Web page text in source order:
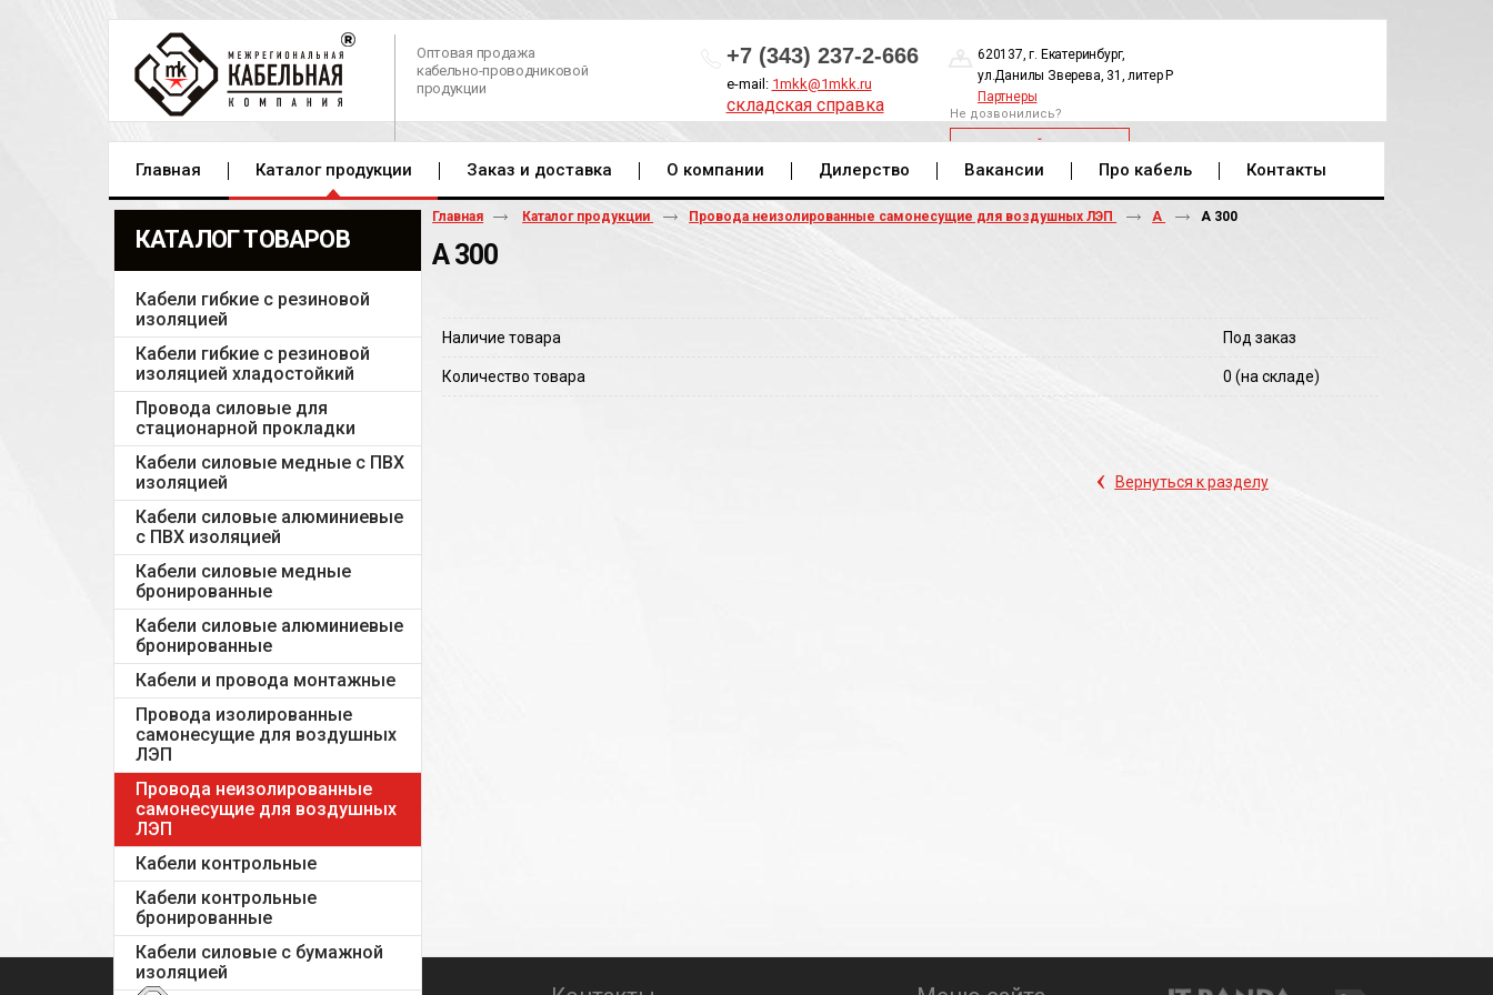
Оптовая продажа
кабельно-проводниковой
продукции
+7 (343) 237-2-666
e-mail: 1mkk@1mkk.ru
складская справка
620137, г. Екатеринбург,
ул.Данилы Зверева, 31, литер Р
Партнеры
Не дозвонились?
ОБРАТНЫЙ ЗВОНОК
Главная Каталог продукции Заказ и доставка О компании Дилерство Вакансии Про кабель Контакты
КАТАЛОГ ТОВАРОВ
Кабели гибкие с резиновой
изоляцией
Кабели гибкие с резиновой
изоляцией хладостойкий
Провода силовые для
стационарной прокладки
Кабели силовые медные с ПВХ
изоляцией
Кабели силовые алюминиевые
с ПВХ изоляцией
Кабели силовые медные
бронированные
Кабели силовые алюминиевые
бронированные
Кабели и провода монтажные
Провода изолированные
самонесущие для воздушных
ЛЭП
Провода неизолированные
самонесущие для воздушных
ЛЭП
Кабели контрольные
Кабели контрольные
бронированные
Кабели силовые с бумажной
изоляцией
Главная Каталог продукции Провода неизолированные самонесущие для воздушных ЛЭП А А 300
А 300
Наличие товара Под заказ
Количество товара 0 (на складе)
‹ Вернуться к разделу